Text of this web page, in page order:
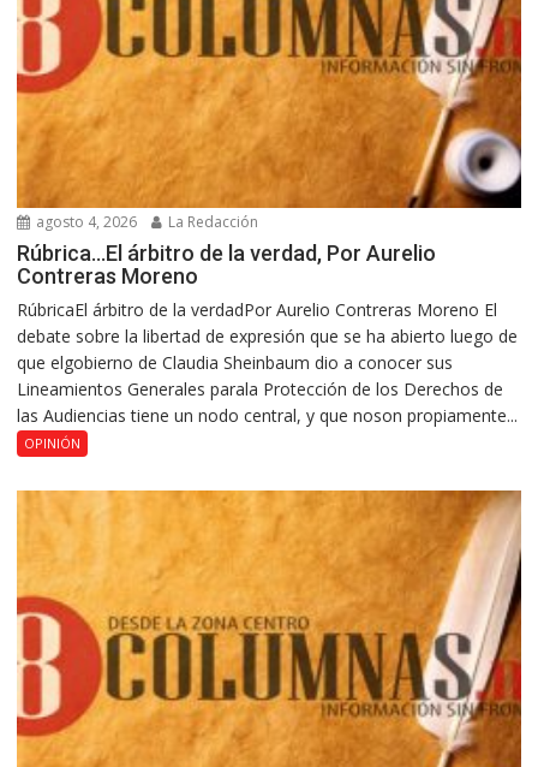
agosto 4, 2026 La Redacción
Rúbrica…El árbitro de la verdad, Por Aurelio
Contreras Moreno
RúbricaEl árbitro de la verdadPor Aurelio Contreras Moreno El
debate sobre la libertad de expresión que se ha abierto luego de
que elgobierno de Claudia Sheinbaum dio a conocer sus
Lineamientos Generales parala Protección de los Derechos de
las Audiencias tiene un nodo central, y que noson propiamente...
OPINIÓN